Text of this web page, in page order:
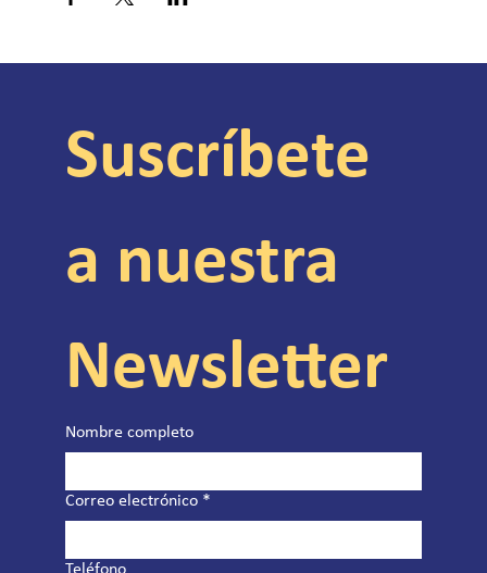
Suscríbete
a nuestra
Newsletter
Nombre completo
Correo electrónico *